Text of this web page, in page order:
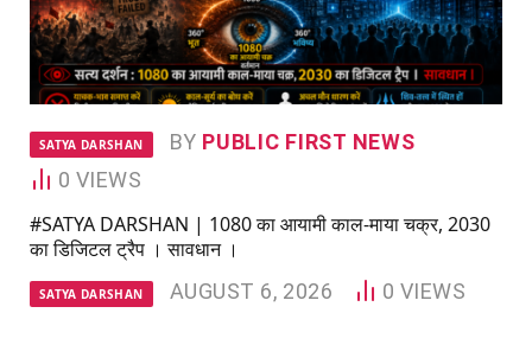
SATYA DARSHAN BY PUBLIC FIRST NEWS
0 VIEWS
#SATYA DARSHAN | 1080 का आयामी काल-माया चक्र, 2030
का डिजिटल ट्रैप । सावधान ।
SATYA DARSHAN AUGUST 6, 2026 0 VIEWS